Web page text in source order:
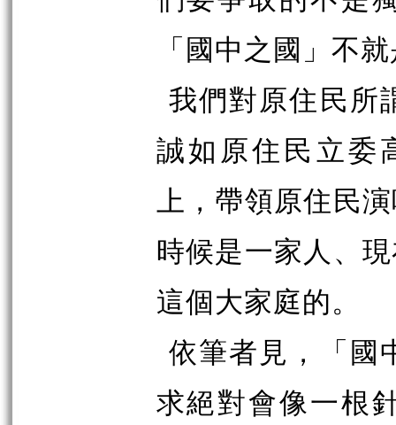
「國中之國」不
我們對原住民所
誠如原住民立委
上，帶領原住民
時候是一家人、
這個大家庭的。
依筆者見，「國
求絕對會像一根